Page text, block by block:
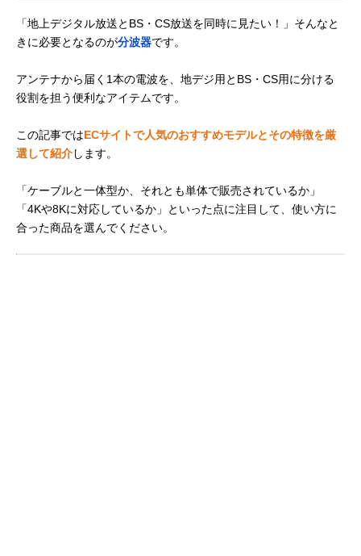
「地上デジタル放送とBS・CS放送を同時に見たい！」そんなと
きに必要となるのが分波器です。
アンテナから届く1本の電波を、地デジ用とBS・CS用に分ける
役割を担う便利なアイテムです。
この記事ではECサイトで人気のおすすめモデルとその特徴を厳
選して紹介します。
「ケーブルと一体型か、それとも単体で販売されているか」
「4Kや8Kに対応しているか」といった点に注目して、使い方に
合った商品を選んでください。